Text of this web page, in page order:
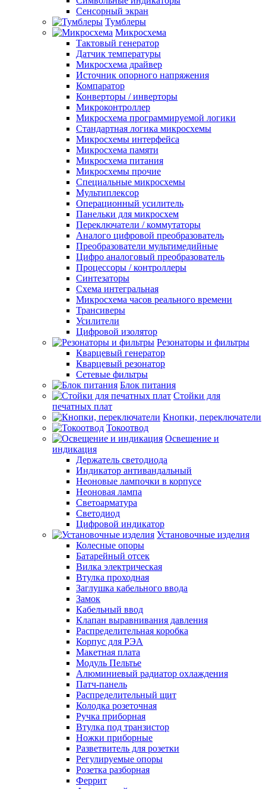
Сенсорный экран
Тумблеры
Микросхема
Тактовый генератор
Датчик температуры
Микросхема драйвер
Источник опорного напряжения
Компаратор
Конверторы / инверторы
Микроконтроллер
Микросхема программируемой логики
Стандартная логика микросхемы
Микросхемы интерфейса
Микросхема памяти
Микросхема питания
Микросхемы прочие
Специальные микросхемы
Мультиплексор
Операционный усилитель
Панельки для микросхем
Переключатели / коммутаторы
Аналого цифровой преобразователь
Преобразователи мультимедийные
Цифро аналоговый преобразователь
Процессоры / контроллеры
Синтезаторы
Схема интегральная
Микросхема часов реального времени
Трансиверы
Усилители
Цифровой изолятор
Резонаторы и фильтры
Кварцевый генератор
Кварцевый резонатор
Сетевые фильтры
Блок питания
Стойки для
печатных плат
Кнопки, переключатели
Токоотвод
Освещение и
индикация
Держатель светодиода
Индикатор антивандальный
Неоновые лампочки в корпусе
Неоновая лампа
Светоарматура
Светодиод
Цифровой индикатор
Установочные изделия
Колесные опоры
Батарейный отсек
Вилка электрическая
Втулка проходная
Заглушка кабельного ввода
Замок
Кабельный ввод
Клапан выравнивания давления
Распределительная коробка
Корпус для РЭА
Макетная плата
Модуль Пельтье
Алюминиевый радиатор охлаждения
Патч-панель
Распределительный щит
Колодка розеточная
Ручка приборная
Втулка под транзистор
Ножки приборные
Разветвитель для розетки
Регулируемые опоры
Розетка разборная
Феррит